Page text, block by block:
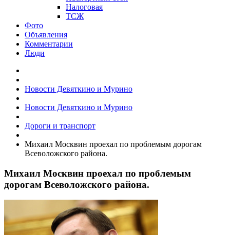
Налоговая
ТСЖ
Фото
Объявления
Комментарии
Люди
Новости Девяткино и Мурино
Новости Девяткино и Мурино
Дороги и транспорт
Михаил Москвин проехал по проблемым дорогам
Всеволожского района.
Михаил Москвин проехал по проблемым
дорогам Всеволожского района.